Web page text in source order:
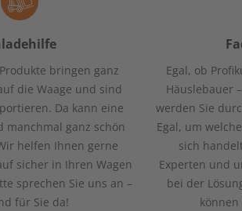
bringen ganz
die Waage und sind
Da kann eine
manchmal ganz schön
helfen Ihnen gerne
sicher in Ihren Wagen
sprechen Sie uns an –
für Sie da!
Egal, ob
Häuslebauer
werden Sie
Egal, um
sich
Experten und
bei der
können